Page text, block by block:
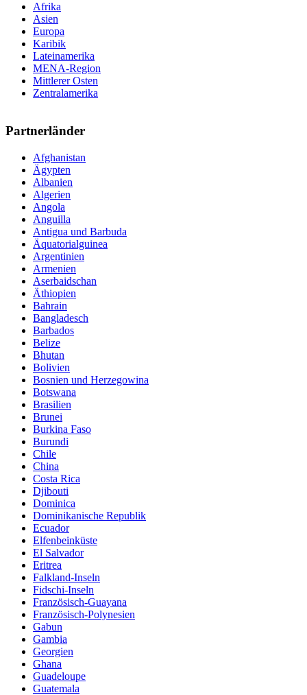
Afrika
Asien
Europa
Karibik
Lateinamerika
MENA-Region
Mittlerer Osten
Zentralamerika
Partnerländer
Afghanistan
Ägypten
Albanien
Algerien
Angola
Anguilla
Antigua und Barbuda
Äquatorialguinea
Argentinien
Armenien
Aserbaidschan
Äthiopien
Bahrain
Bangladesch
Barbados
Belize
Bhutan
Bolivien
Bosnien und Herzegowina
Botswana
Brasilien
Brunei
Burkina Faso
Burundi
Chile
China
Costa Rica
Djibouti
Dominica
Dominikanische Republik
Ecuador
Elfenbeinküste
El Salvador
Eritrea
Falkland-Inseln
Fidschi-Inseln
Französisch-Guayana
Französisch-Polynesien
Gabun
Gambia
Georgien
Ghana
Guadeloupe
Guatemala